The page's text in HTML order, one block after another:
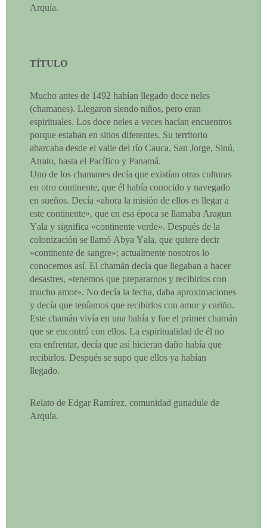
Arquía.
TÍTULO
Mucho antes de 1492 habían llegado doce neles
(chamanes). Llegaron siendo niños, pero eran
espirituales. Los doce neles a veces hacían encuentros
porque estaban en sitios diferentes. Su territorio
abarcaba desde el valle del río Cauca, San Jorge, Sinú,
Atrato, hasta el Pacífico y Panamá.
Uno de los chamanes decía que existían otras culturas
en otro continente, que él había conocido y navegado
en sueños. Decía «ahora la misión de ellos es llegar a
este continente», que en esa época se llamaba Aragun
Yala y significa «continente verde». Después de la
colonización se llamó Abya Yala, que quiere decir
«continente de sangre»; actualmente nosotros lo
conocemos así. El chamán decía que llegaban a hacer
desastres, «tenemos que prepararnos y recibirlos con
mucho amor». No decía la fecha, daba aproximaciones
y decía que teníamos que recibirlos con amor y cariño.
Este chamán vivía en una bahía y fue el primer chamán
que se encontró con ellos. La espiritualidad de él no
era enfrentar, decía que así hicieran daño había que
recibirlos. Después se supo que ellos ya habían
llegado.
Relato de Edgar Ramírez, comunidad gunadule de
Arquía.